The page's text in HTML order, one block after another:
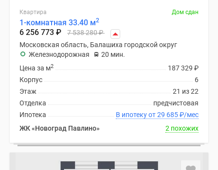
Квартира Дом сдан
1-комнатная 33.40 м2
6 256 773 ₽ 7 538 280₽
Московская область, Балашиха городской округ
Железнодорожная
20 мин.
187 329 ₽
Цена за м2
6
Корпус
21 из 22
Этаж
предчистовая
Отделка
В ипотеку от 29 685₽/мес
Ипотека
ЖК «Новоград Павлино»
2 похожих